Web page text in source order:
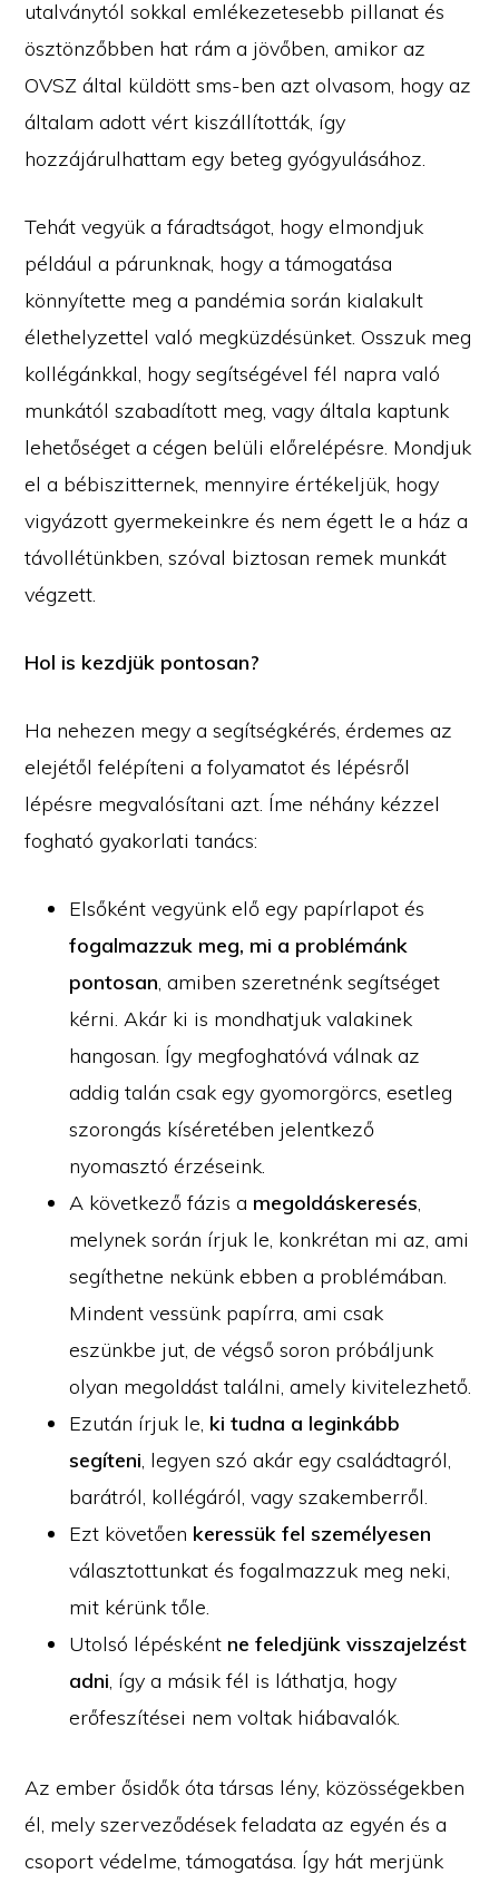
utalványtól sokkal emlékezetesebb pillanat és
ösztönzőbben hat rám a jövőben, amikor az
OVSZ által küldött sms-ben azt olvasom, hogy az
általam adott vért kiszállították, így
hozzájárulhattam egy beteg gyógyulásához.
Tehát vegyük a fáradtságot, hogy elmondjuk
például a párunknak, hogy a támogatása
könnyítette meg a pandémia során kialakult
élethelyzettel való megküzdésünket. Osszuk meg
kollégánkkal, hogy segítségével fél napra való
munkától szabadított meg, vagy általa kaptunk
lehetőséget a cégen belüli előrelépésre. Mondjuk
el a bébiszitternek, mennyire értékeljük, hogy
vigyázott gyermekeinkre és nem égett le a ház a
távollétünkben, szóval biztosan remek munkát
végzett.
Hol is kezdjük pontosan?
Ha nehezen megy a segítségkérés, érdemes az
elejétől felépíteni a folyamatot és lépésről
lépésre megvalósítani azt. Íme néhány kézzel
fogható gyakorlati tanács:
Elsőként vegyünk elő egy papírlapot és
fogalmazzuk meg, mi a problémánk
pontosan, amiben szeretnénk segítséget
kérni. Akár ki is mondhatjuk valakinek
hangosan. Így megfoghatóvá válnak az
addig talán csak egy gyomorgörcs, esetleg
szorongás kíséretében jelentkező
nyomasztó érzéseink.
A következő fázis a megoldáskeresés,
melynek során írjuk le, konkrétan mi az, ami
segíthetne nekünk ebben a problémában.
Mindent vessünk papírra, ami csak
eszünkbe jut, de végső soron próbáljunk
olyan megoldást találni, amely kivitelezhető.
Ezután írjuk le, ki tudna a leginkább
segíteni, legyen szó akár egy családtagról,
barátról, kollégáról, vagy szakemberről.
Ezt követően keressük fel személyesen
választottunkat és fogalmazzuk meg neki,
mit kérünk tőle.
Utolsó lépésként ne feledjünk visszajelzést
adni, így a másik fél is láthatja, hogy
erőfeszítései nem voltak hiábavalók.
Az ember ősidők óta társas lény, közösségekben
él, mely szerveződések feladata az egyén és a
csoport védelme, támogatása. Így hát merjünk